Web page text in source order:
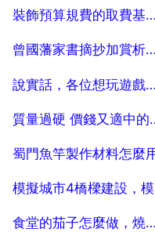
2025-07-29 裝飾預算規費的取費基數是什麼？費率是多少？是什麼標準？
2025-07-29 曾國藩家書摘抄加賞析，賞析曾國藩家書中的一句話
2025-07-29 說實話，各位想玩遊戲的新人，還是去老區吧
2025-07-29 質量過硬
2025-07-29
蜀門魚竿製作材料怎麼
2025-07-29
2025-07-29 食堂的茄子怎麼做，燒茄子食堂的做法大全